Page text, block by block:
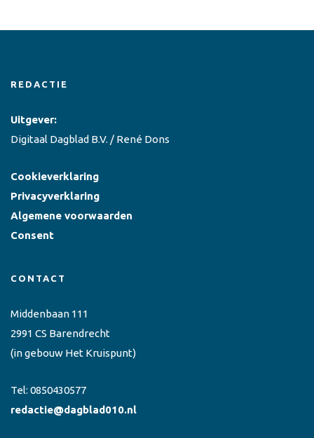
REDACTIE
Uitgever:
Digitaal Dagblad B.V. / René Dons
Cookieverklaring
Privacyverklaring
Algemene voorwaarden
Consent
CONTACT
Middenbaan 111
2991 CS Barendrecht
(in gebouw Het Kruispunt)
Tel: 0850430577
redactie@dagblad010.nl